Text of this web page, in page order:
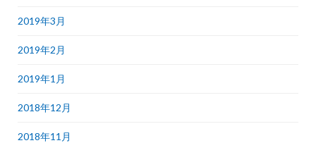
2019年3月
2019年2月
2019年1月
2018年12月
2018年11月